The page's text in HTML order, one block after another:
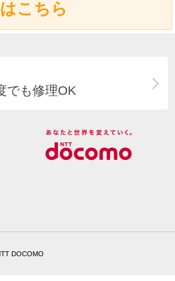
こちら
でも修理OK
DOCOMO